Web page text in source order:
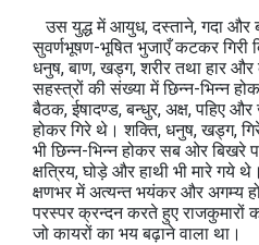
उस युद्ध में आयुध, दस्‍ताने, गदा और
सुवर्णभूषण-भूषित भुजाएँ कटकर गिरी
धनुष, बाण, खड्ग, शरीर तथा हार
सहस्‍त्रों की संख्‍या में छिन्‍न-भिन्‍न
बैठक, ईषादण्‍ड, बन्‍धुर, अक्ष, पहिए
होकर गिरे थे। शक्ति, धनुष, खड्ग,
भी छिन्‍न-भिन्‍न होकर सब ओर
क्षत्रिय, घोड़े और हाथी भी मारे गये
क्षणभर में अत्‍यन्‍त भयंकर और अगम्‍य
परस्‍पर क्रन्दन करते हुए राजकुमारों
जो कायरों का भय बढ़ाने वाला था।